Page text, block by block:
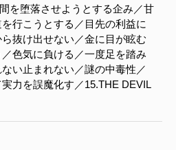
を堕落させようとする企み／甘
行こうとする／目先の利益に
抜け出せない／金に目が眩む
色気に負ける／一度足を踏み
い止まれない／謎の中毒性／
力を誤魔化す／15.THE DEVIL